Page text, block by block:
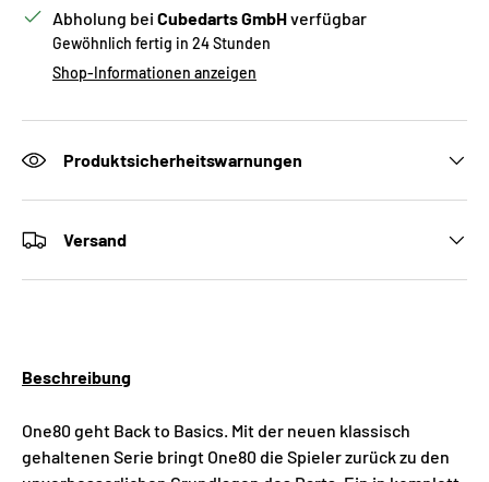
Abholung bei Cubedarts GmbHverfügbar
Gewöhnlich fertig in 24 Stunden
Shop-Informationen anzeigen
Produktsicherheitswarnungen
Versand
Beschreibung
One80 geht Back to Basics. Mit der neuen klassisch
gehaltenen Serie bringt One80 die Spieler zurück zu den